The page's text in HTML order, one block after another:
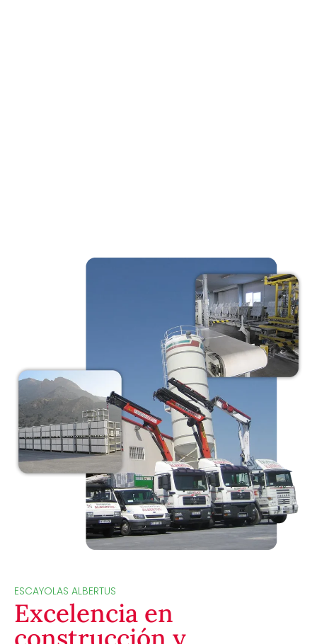
ESCAYOLAS ALBERTUS
Excelencia en